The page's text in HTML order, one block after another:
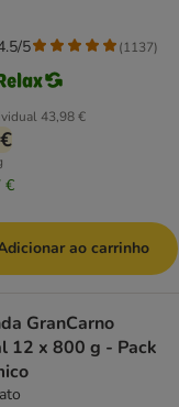
43,98 €
€
5 (1137)
ao carrinho
GranCarno
12 x 800 g - Pack